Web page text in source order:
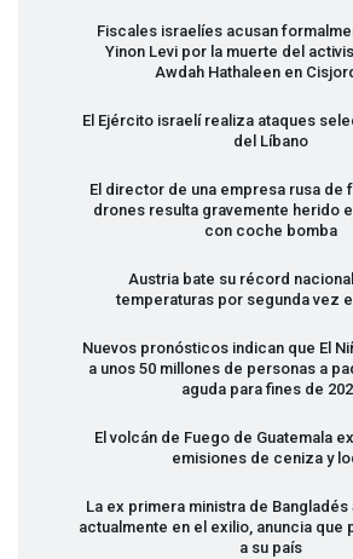
Fiscales israelíes acusan
Yinon Levi por la muerte del
Awdah Hathaleen en
El Ejército israelí realiza ataques
del Líbano
El director de una empresa rusa de
drones resulta gravemente herido
con coche bomba
Austria bate su récord
temperaturas por segunda vez
Nuevos pronósticos indican que El
a unos 50 millones de personas a
aguda para fines de
El volcán de Fuego de Guatemala
emisiones de ceniza y
La ex primera ministra de Bangladés
actualmente en el exilio, anuncia que
a su país